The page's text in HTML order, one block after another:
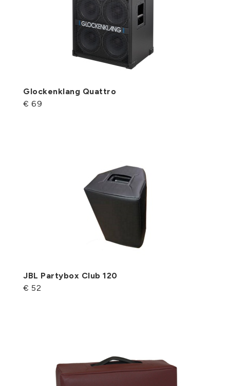
Glockenklang Quattro
€ 69
JBL Partybox Club 120
€ 52